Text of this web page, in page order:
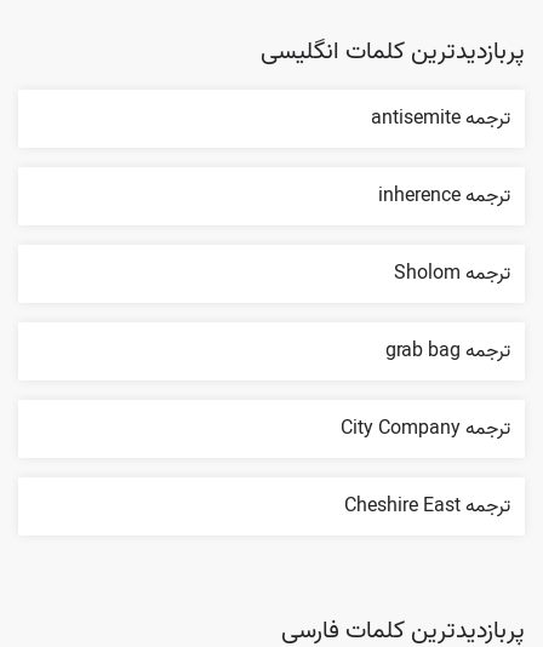
پربازدیدترین کلمات انگلیسی
ترجمه antisemite
ترجمه inherence
ترجمه Sholom
ترجمه grab bag
ترجمه City Company
ترجمه Cheshire East
پربازدیدترین کلمات فارسی